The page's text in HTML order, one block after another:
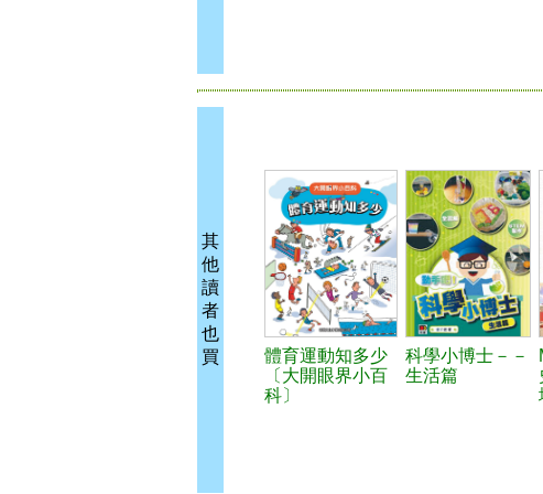
其
他
讀
者
也
買
體育運動知多少
〔大開眼界小百
科〕
科學小博士－－
生活篇